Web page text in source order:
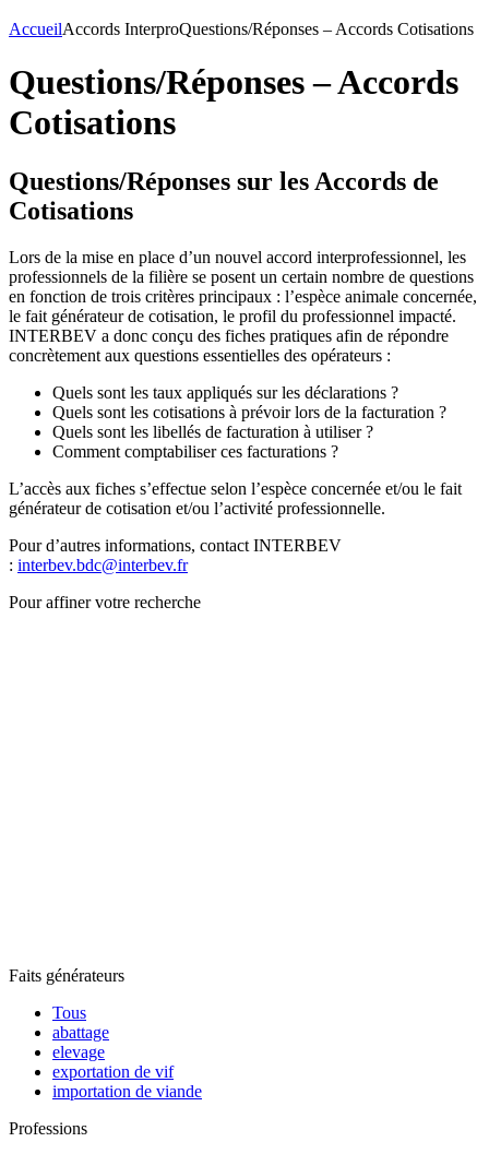
AccueilAccords InterproQuestions/Réponses – Accords Cotisations
Questions/Réponses – Accords
Cotisations
Questions/Réponses sur les Accords de
Cotisations
Lors de la mise en place d’un nouvel accord interprofessionnel, les
professionnels de la filière se posent un certain nombre de questions
en fonction de trois critères principaux : l’espèce animale concernée,
le fait générateur de cotisation, le profil du professionnel impacté.
INTERBEV a donc conçu des fiches pratiques afin de répondre
concrètement aux questions essentielles des opérateurs :
Quels sont les taux appliqués sur les déclarations ?
Quels sont les cotisations à prévoir lors de la facturation ?
Quels sont les libellés de facturation à utiliser ?
Comment comptabiliser ces facturations ?
L’accès aux fiches s’effectue selon l’espèce concernée et/ou le fait
générateur de cotisation et/ou l’activité professionnelle.
Pour d’autres informations, contact INTERBEV
: interbev.bdc@interbev.fr
Pour affiner votre recherche
Faits générateurs
Tous
abattage
elevage
exportation de vif
importation de viande
Professions